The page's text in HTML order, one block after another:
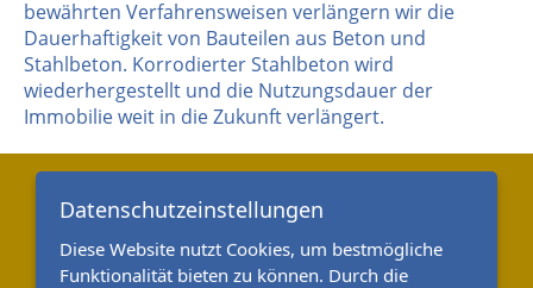
bewährten Verfahrensweisen verlängern wir die
Dauerhaftigkeit von Bauteilen aus Beton und
Stahlbeton. Korrodierter Stahlbeton wird
wiederhergestellt und die Nutzungsdauer der
Immobilie weit in die Zukunft verlängert.
Datenschutzeinstellungen
Diese Website nutzt Cookies, um bestmögliche
Funktionalität bieten zu können. Durch die